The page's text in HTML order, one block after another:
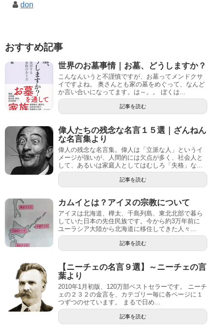
don
おすすめ記事
世界のお墓事情｜お墓、どうしますか？
こんなんいうと不謹慎ですが、お墓ってメンドクサ
イですよね。 奥さんとも家の墓をめぐって、なんど
か言い合いになってます。は～。。 ぼくは...
記事を読む
偉人たちの残念な名言１５選｜ざんねん
な名言集より
偉人の残念な名言集。偉人は「立派な人」というイ
メージが強いが、人間的には欠点が多く、社会人と
して、あるいは家庭人としてはむしろ「失格」な...
記事を読む
カムイとは？アイヌの宗教について
アイヌは北海道、樺太、千島列島、東北北部で暮ら
していた日本の先住民族です。今から約3万年前に
ユーラシア大陸から北海道に移住してきた人々...
記事を読む
【ニーチェの名言９選】～ニーチェの言
葉より
2010年1月初版、120万部ベストセラーです。 ニーチ
ェの２３２の金言を、カテゴリー毎に各ページに１
つずつのせています。 まるで日め...
記事を読む